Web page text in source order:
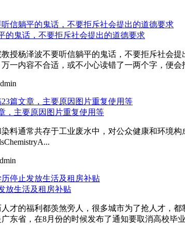
的鬼话，不要拒斥社会提出的道德要求
授杨泽波不要听信躺平的鬼话，不要拒斥社会
一内容不合适，或不小心读错了一两个字，便会
，主要原因图片重复使用等
料通常共存于工业废水中，对公众健康和环境
放生活及租房补贴
才的福利都羡煞旁人，很多城市为了抢人才，
东省，在8月份的时候发布了通知要取消高校毕